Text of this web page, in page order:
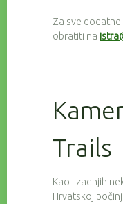
Za sve
obratiti na
Trails
Kao i zadnjih
Hrvatskoj